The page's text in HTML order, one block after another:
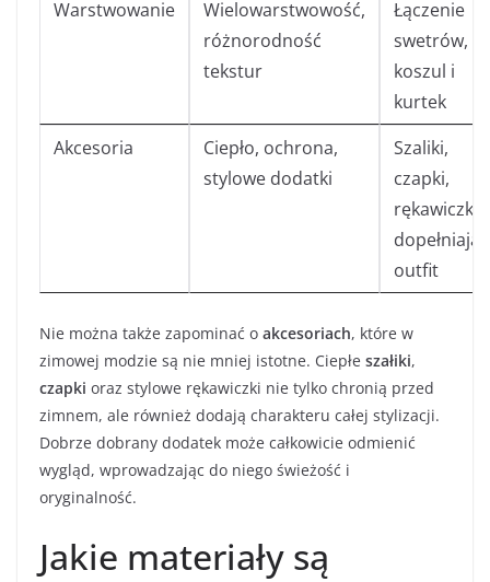
Warstwowanie
Wielowarstwowość,
różnorodność
tekstur
Łączenie
swetrów,
koszul i
kurtek
Akcesoria
Ciepło, ochrona,
stylowe dodatki
Szaliki,
czapki,
rękawiczki
outfit
Nie można także zapominać o akcesoriach, które w
zimowej modzie są nie mniej istotne. Ciepłe szałiki,
czapki oraz stylowe rękawiczki nie tylko chronią przed
zimnem, ale również dodają charakteru całej stylizacji.
Dobrze dobrany dodatek może całkowicie odmienić
wygląd, wprowadzając do niego świeżość i
oryginalność.
Jakie materiały są